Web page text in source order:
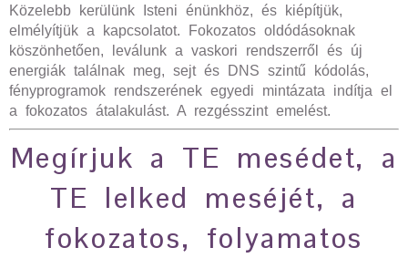
Közelebb kerülünk Isteni énünkhöz, és kiépítjük,
elmélyítjük a kapcsolatot. Fokozatos oldódásoknak
köszönhetően, leválunk a vaskori rendszerről és új
energiák találnak meg, sejt és DNS szintű kódolás,
fényprogramok rendszerének egyedi mintázata indítja el
a fokozatos átalakulást. A rezgésszint emelést.
Megírjuk a TE mesédet, a
TE lelked meséjét, a
fokozatos, folyamatos